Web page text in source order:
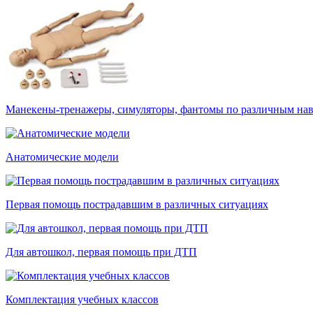
Манекены-тренажеры, симуляторы, фантомы по различным
Анатомические модели
Первая помощь пострадавшим в различных ситуациях
Для автошкол, первая помощь при ДТП
Комплектация учебных классов